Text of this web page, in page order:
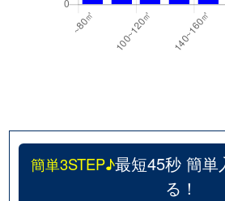
簡単3STEP♪最短45秒 簡単
る！